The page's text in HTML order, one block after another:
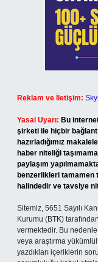
Reklam ve İletişim:
Yasal Uyarı: Bu
şirketi ile hiçbir
hazırladığımız
haber niteliği
paylaşım
benzerlikleri tamamen
halindedir ve tavsiye
Sitemiz, 5651 Sayılı
Kurumu (BTK)
vermektedir. Bu
veya araştırma
yazdıkları içeriklerin